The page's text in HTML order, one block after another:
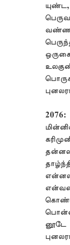
யுண்ட,
2076:
னூடே